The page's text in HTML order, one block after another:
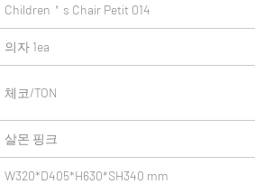
Children＇s Chair Petit 014
의자 1ea
체코/TON
살몬 핑크
W320*D405*H630*SH340 mm